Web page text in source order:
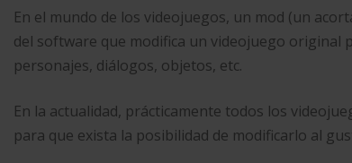
En el mundo de los videojuegos, un mod (un
del software que modifica un videojuego original
personajes, diálogos, objetos, etc.
En la actualidad, prácticamente todos los
para que exista la posibilidad de modificarlo al